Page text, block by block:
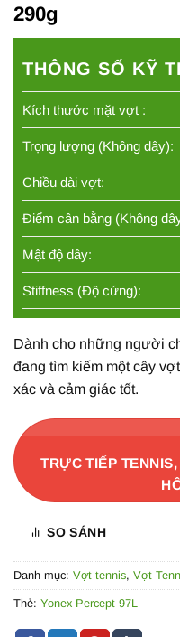
290g
THÔNG SỐ KỸ
Kích thước mặt vợt :
Trọng lượng (Không dây):
Chiều dài vợt:
Điểm cân bằng (Không
Mật độ dây:
Stiffness (Độ cứng):
Dành cho những người
đang tìm kiếm một cây
xác và cảm giác tốt.
TRỰC TIẾP
SO SÁNH
Danh mục: Vợt tennis, Vợt
Thẻ: Yonex Percept 97L